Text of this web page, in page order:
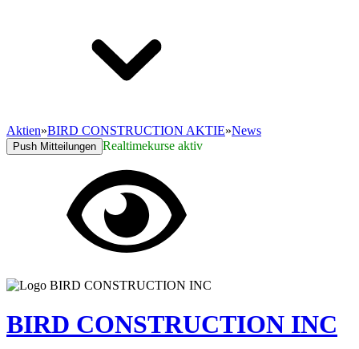
Aktien»BIRD CONSTRUCTION AKTIE»News
Push Mitteilungen Realtimekurse aktiv
BIRD CONSTRUCTION INC